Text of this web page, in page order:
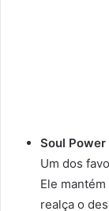
Soul
Um dos
Ele
realça o